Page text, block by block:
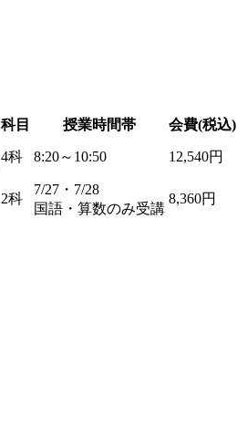
科目 授業時間帯
会費(税込)
4科 8:20～10:50 12,540円
2科
7/27・7/28
国語・算数のみ受講
8,360円